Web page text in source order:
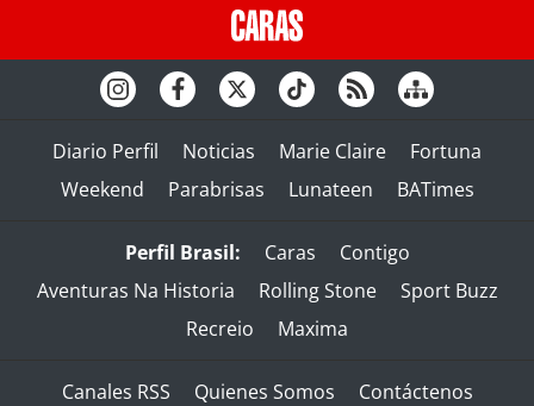
Diario Perfil Noticias Marie Claire
Fortuna
Weekend
Parabrisas Lunateen BATimes
Perfil Brasil: Caras
Contigo
Aventuras Na Historia
Rolling Stone
Sport Buzz
Recreio
Maxima
Canales RSS Quienes Somos Contáctenos